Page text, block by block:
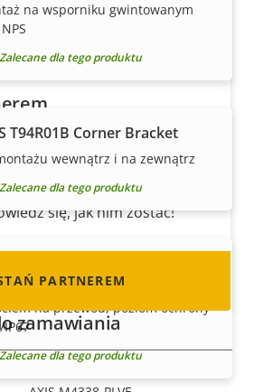
na wsporniku gwintowanym
Zalecane dla tego produktu
T94R01B Corner Bracket
wewnątrz i na zewnątrz
Zalecane dla tego produktu
skrzynka na okablowanie z
na przewód, poziom ochrony
IP67
Zalecane dla tego produktu
dystrybutorem,
systemów lub instalatorem?
w niemal każdym kraju na
się, jak nim zostać!
PARTNEREM
zamawiania